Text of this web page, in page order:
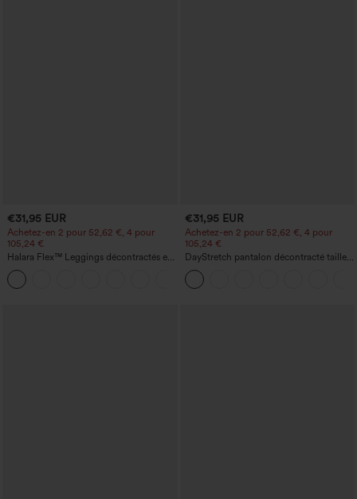
€31,95 EUR
Achetez-en 2 pour 52,62 €, 4 pour
105,24 €
Halara Flex™ Leggings décontractés en
jean à taille haute avec poches
€31,95 EUR
Achetez-en 2 pour 52,62 €, 4 pour
105,24 €
DayStretch pantalon décontracté taille
haute à jambe en forme de tonneau
avec poches